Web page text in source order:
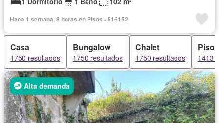
Hace 1 semana, 8 horas en Pisos - 516152
Casa
1750 resultados
Bungalow
1750 resultados
Chalet
1750 resultados
Piso
1413
Alta demanda